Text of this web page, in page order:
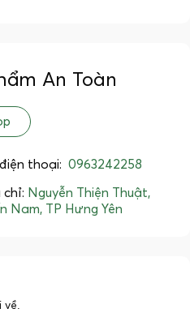
An Toàn
thoại: 0963242258
chỉ: Nguyễn Thiện Thuật,
Nam, TP Hưng Yên
về.